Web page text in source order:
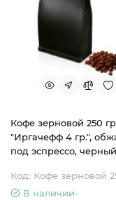
Кофе зерновой 250
"Иргачефф 4 гр.",
под эспрессо, черный
Код: Кофе зерновой
В наличии-